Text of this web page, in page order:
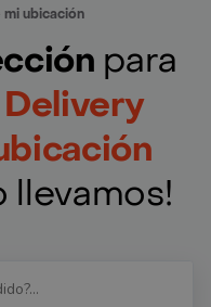
mi ubicación
para
llevamos!